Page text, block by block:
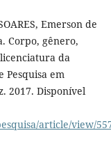
Emerson de
Corpo, gênero,
da
Pesquisa em
2017. Disponível
article/view/